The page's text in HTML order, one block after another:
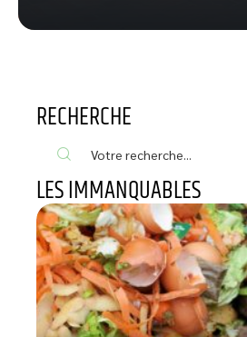
RECHERCHE
LES IMMANQUABLES